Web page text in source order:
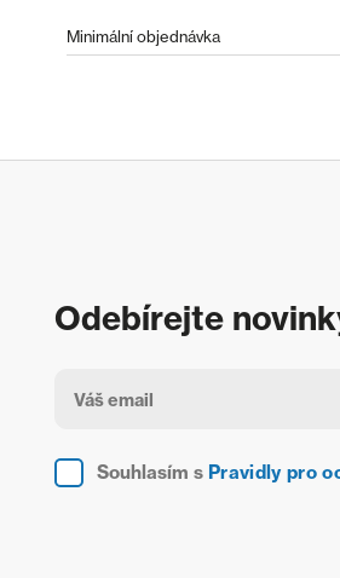
Minimální objednávka
Odebírejte
Souhlasím s Pravidly pro